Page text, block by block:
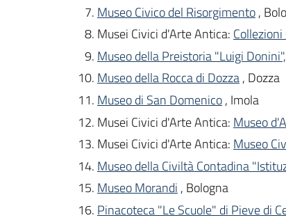
Museo Civico del Risorgimento,
Musei Civici d'Arte Antica:
Museo della Preistoria "Luigi Donini",
Museo della Rocca di Dozza, Dozza
Museo di San Domenico, Imola
Musei Civici d'Arte Antica: Museo
Musei Civici d'Arte Antica: Museo
Museo della Civiltà Contadina
Museo Morandi , Bologna
Pinacoteca "Le Scuole" di Pieve di